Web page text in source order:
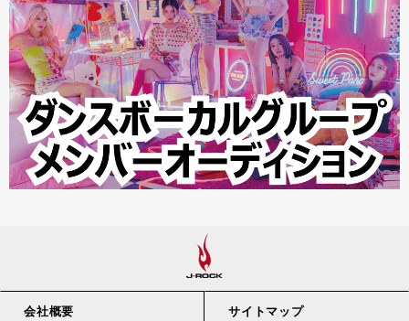
会社概要 サイトマップ